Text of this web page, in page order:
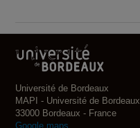
Université de Bordeaux
MAPI - Université de Bordeaux
33000 Bordeaux - France
Google maps